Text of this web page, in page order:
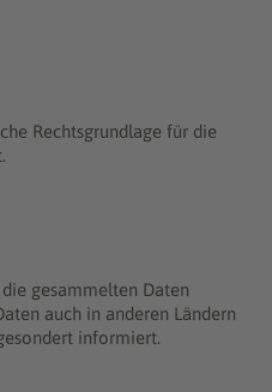
Rechtsgrundlage für die
gesammelten Daten
auch in anderen Ländern
informiert.